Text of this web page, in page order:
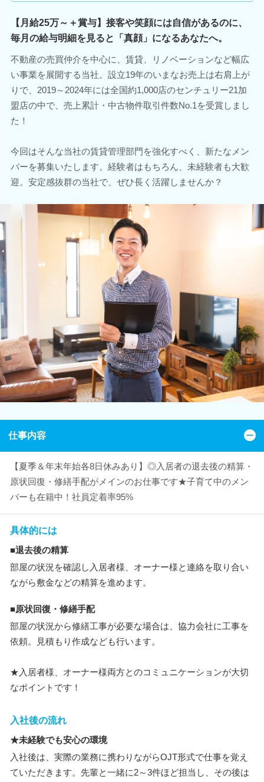
【月給25万～＋賞与】接客や笑顔には自信があるのに、
毎月の給与明細を見ると「真顔」になるあなたへ。
不動産の売買仲介を中心に、賃貸、リノベーションなど幅広
い事業を展開する当社。設立19年のいまなお売上は右肩上が
りで、2019～2024年には全国約1,000店のセンチュリー21加
盟店の中で、売上累計・中古物件取引件数No.1を受賞しまし
た！
今回はそんな当社の賃貸管理部門を強化すべく、新たなメン
バーを募集いたします。経験者はもちろん、未経験者も大歓
迎。安定感抜群の当社で、ぜひ長く活躍しませんか？
仕事内容
【夏季＆年末年始各8日休みあり】◎入居者の退去後の精算・
原状回復・修繕手配がメインのお仕事です★子育て中のメン
バーも在籍中！社員定着率95%
具体的には
■退去後の精算
部屋の状況を確認し入居者様、オーナー様と連絡を取り合い
ながら敷金などの精算を進めます。
■原状回復・修繕手配
部屋の状況から修繕工事が必要な場合は、協力会社に工事を
依頼。見積もり作成なども行います。
★入居者様、オーナー様両方とのコミュニケーションが大切
なポイントです！
入社後の流れ
★未経験でも安心の環境
入社後は、実際の業務に携わりながらOJT形式で仕事を覚え
ていただきます。先輩と一緒に2～3件ほど担当し、その後は